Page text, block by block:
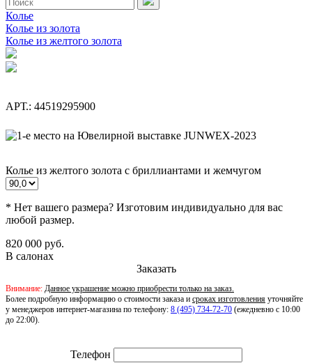
Колье
Колье из золота
Колье из желтого золота
АРТ.: 44519295900
Колье из желтого золота с бриллиантами и жемчугом
* Нет вашего размера? Изготовим индивидуально для вас
любой размер.
820 000 руб.
В салонах
Заказать
Внимание: Данное украшение можно приобрести только на заказ.
Более подробную информацию о стоимости заказа и сроках изготовления уточняйте
у менеджеров интернет-магазина по телефону: 8 (495) 734-72-70 (ежедневно с 10:00
до 22:00).
Телефон